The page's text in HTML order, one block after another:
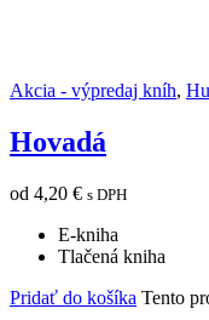
Akcia - výpredaj kníh,
Hovadá
od 4,20 € s DPH
E-kniha
Tlačená kniha
Pridať do košíka Tento